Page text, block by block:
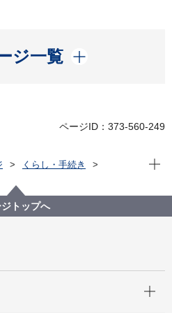
ジ一覧
開く
ページID：373-560-249
くらし・手続き
知る
並み 旭区風景写真アーカイブ
現在
トップへ